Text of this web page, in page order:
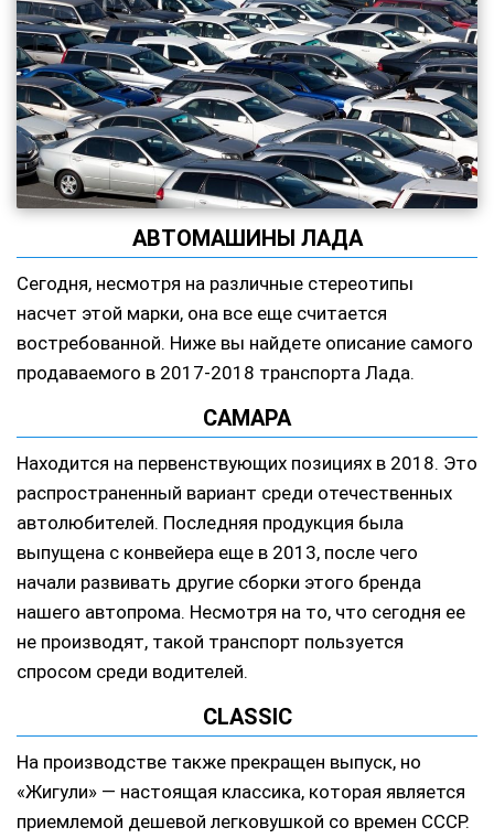
АВТОМАШИНЫ ЛАДА
Сегодня, несмотря на различные стереотипы
насчет этой марки, она все еще считается
востребованной. Ниже вы найдете описание самого
продаваемого в 2017-2018 транспорта Лада.
САМАРА
Находится на первенствующих позициях в 2018. Это
распространенный вариант среди отечественных
автолюбителей. Последняя продукция была
выпущена с конвейера еще в 2013, после чего
начали развивать другие сборки этого бренда
нашего автопрома. Несмотря на то, что сегодня ее
не производят, такой транспорт пользуется
спросом среди водителей.
CLASSIC
На производстве также прекращен выпуск, но
«Жигули» — настоящая классика, которая является
приемлемой дешевой легковушкой со времен СССР.